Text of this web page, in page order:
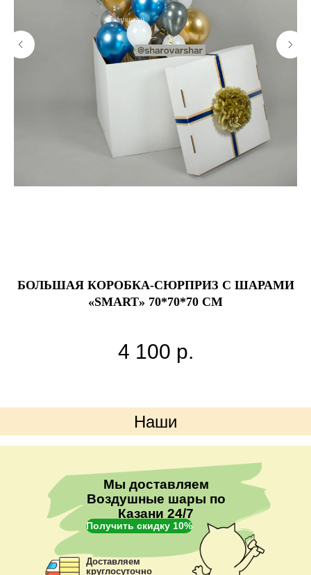
БОЛЬШАЯ КОРОБКА-СЮРПРИЗ С ШАРАМИ
«SMART» 70*70*70 СМ
4 100 р.
Наши
преимущества
Мы доставляем
Воздушные шары по
Казани 24/7
Получить скидку 10%
Доставляем
круглосуточно